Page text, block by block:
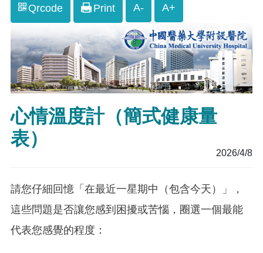
Qrcode Print A- A+
心情溫度計（簡式健康量
表）
2026/4/8
請您仔細回憶「在最近一星期中（包含今天）」，
這些問題是否讓您感到困擾或苦惱，圈選一個最能
代表您感覺的程度：